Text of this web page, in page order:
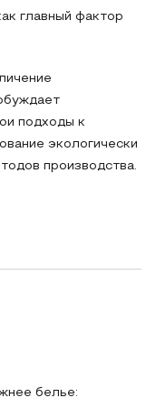
главный фактор
подходы к
экологически
производства.
белье: